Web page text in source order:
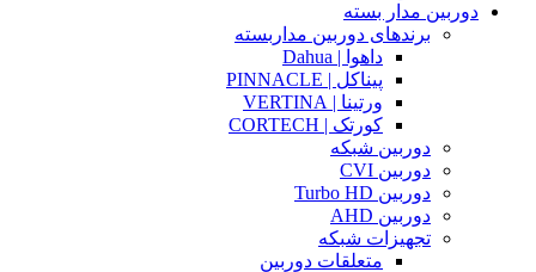
دوربین مدار بسته
برندهای دوربین مداربسته
داهوا | Dahua
پیناکل | PINNACLE
ورتینا | VERTINA
کورتک | CORTECH
دوربین شبکه
دوربین CVI
دوربین Turbo HD
دوربین AHD
تجهیزات شبکه
متعلقات دوربین